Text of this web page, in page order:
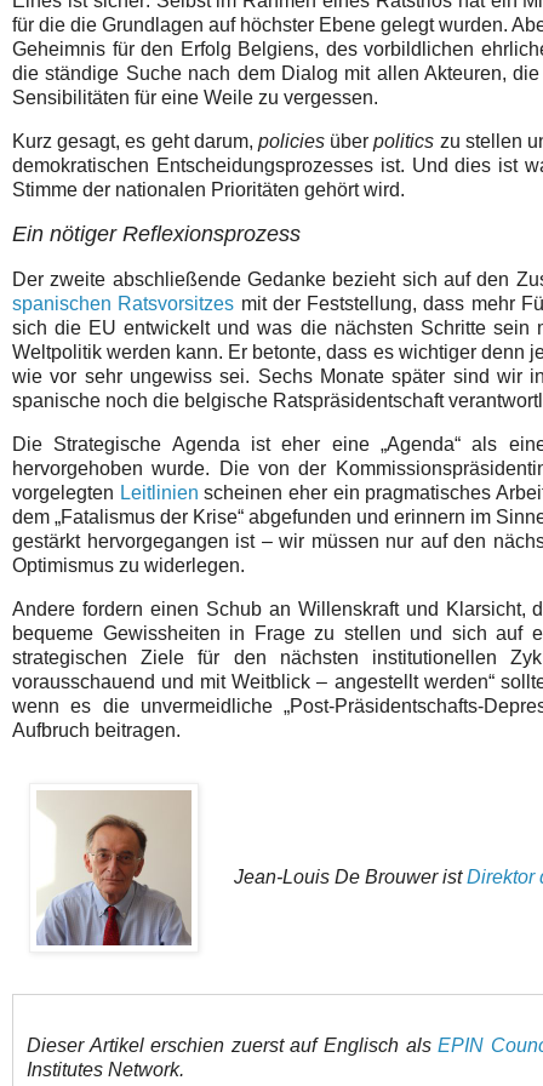
für die die Grundlagen auf höchster Ebene gelegt wurden.
Geheimnis für den Erfolg Belgiens, des vorbildlichen
die ständige Suche nach dem Dialog mit allen Akteuren,
Sensibilitäten für eine Weile zu vergessen.
Kurz gesagt, es geht darum,policies überpolitics zu stellen
demokratischen Entscheidungsprozesses ist. Und dies ist
Stimme der nationalen Prioritäten gehört wird.
Ein nötiger Reflexionsprozess
Der zweite abschließende Gedanke bezieht sich auf den
spanischen Ratsvorsitzes mit der Feststellung, dass mehr
sich die EU entwickelt und was die nächsten Schritte
Weltpolitik werden kann. Er betonte, dass es wichtiger denn
wie vor sehr ungewiss sei. Sechs Monate später sind wir
spanische noch die belgische Ratspräsidentschaft
Die Strategische Agenda ist eher eine „Agenda“ als
hervorgehoben wurde. Die von der
vorgelegten Leitlinien scheinen eher ein pragmatisches
dem „Fatalismus der Krise“ abgefunden und erinnern im
gestärkt hervorgegangen ist – wir müssen nur auf den
Optimismus zu widerlegen.
Andere fordern einen Schub an Willenskraft und Klarsicht,
bequeme Gewissheiten in Frage zu stellen und sich auf
strategischen Ziele für den nächsten institutionellen
vorausschauend und mit Weitblick – angestellt werden“
wenn es die unvermeidliche „Post-Präsidentschafts-
Aufbruch beitragen.
Jean-Louis De Brouwer istDirektor
Dieser Artikel erschien zuerst auf Englisch alsEPIN
Institutes Network.